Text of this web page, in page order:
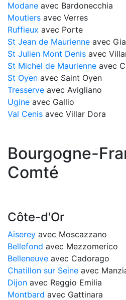
Modane avec Bardonecchia
Moutiers avec Verres
Ruffieux avec Porte
St Jean de Maurienne avec
St Julien Mont Denis avec
St Michel de Maurienne avec
St Oyen avec Saint Oyen
Tresserve avec Avigliano
Ugine avec Gallio
Val Cenis avec Villar Dora
Bourgogne-
Comté
Côte-d'Or
Aiserey avec Moscazzano
Bellefond avec Mezzomerico
Belleneuve avec Cadorago
Chatillon sur Seine avec
Dijon avec Reggio Emilia
Montbard avec Gattinara